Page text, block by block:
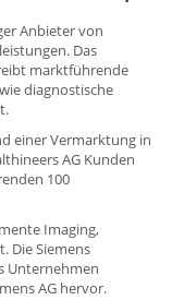
Anbieter von
Das
marktführende
diagnostische
einer Vermarktung in
AG Kunden
100
Imaging,
Die Siemens
Unternehmen
AG hervor.